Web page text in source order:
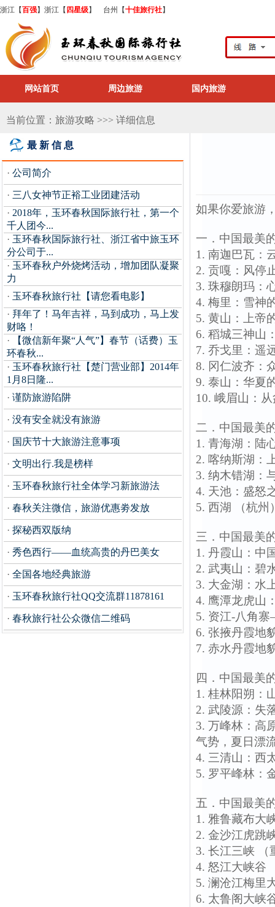
浙江【百强】浙江【 四星级】 台州【十佳旅行社】
网站首页 周边旅游 国内旅游
当前位置：旅游攻略 >>> 详细信息
最新信息
· 公司简介
· 三八女神节正裕工业团建活动
· 2018年，玉环春秋国际旅行社，第一个
千人团今...
· 玉环春秋国际旅行社、浙江省中旅玉环
分公司于...
· 玉环春秋户外烧烤活动，增加团队凝聚
力
· 玉环春秋旅行社【请您看电影】
· 拜年了！马年吉祥，马到成功，马上发
财咯！
·
【微信新年聚“人气”】春节（话费）玉
环春秋...
· 玉环春秋旅行社【楚门营业部】2014年
1月8日隆...
· 谨防旅游陷阱
· 没有安全就没有旅游
· 国庆节十大旅游注意事项
· 文明出行.我是榜样
· 玉环春秋旅行社全体学习新旅游法
· 春秋关注微信，旅游优惠劵发放
· 探秘西双版纳
· 秀色西行——血统高贵的丹巴美女
· 全国各地经典旅游
· 玉环春秋旅行社QQ交流群11878161
· 春秋旅行社公众微信二维码
如果你爱旅游
一．中国最美
1. 南迦巴瓦：
2. 贡嘎：风停
3. 珠穆朗玛：
4. 梅里：雪神
5. 黄山：上帝
6. 稻城三神山
7. 乔戈里：遥
8. 冈仁波齐：
9. 泰山：华夏
10. 峨眉山：
二．中国最美
1. 青海湖：陆
2. 喀纳斯湖：
3. 纳木错湖：
4. 天池：盛怒
5. 西湖 （杭州
三．中国最美
1. 丹霞山：中
2. 武夷山：碧
3. 大金湖：水
4. 鹰潭龙虎山
5. 资江-八角
6. 张掖丹霞地
7. 赤水丹霞地
四．中国最美
1. 桂林阳朔：
2. 武陵源：失
3. 万峰林：高
气势，夏日漂
4. 三清山：西
5. 罗平峰林：
五．中国最美
1. 雅鲁藏布大
2. 金沙江虎跳
3. 长江三峡 （
4. 怒江大峡谷
5. 澜沧江梅里
6. 太鲁阁大峡